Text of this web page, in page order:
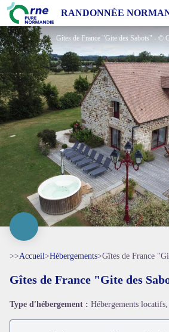
RANDONNÉE
Gîtes de France "Gite des Sabots"
>>Accueil>Hébergements>Gîtes de France
Gîtes de France "Gite des
Type d'hébergement : Hébergements